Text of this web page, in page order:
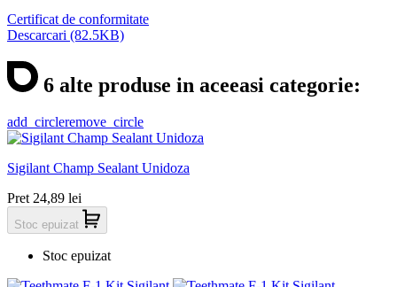
Certificat de conformitate
Descarcari (82.5KB)
6 alte produse in aceeasi categorie:
add_circleremove_circle
Sigilant Champ Sealant Unidoza
Pret 24,89 lei
Stoc epuizat
Stoc epuizat